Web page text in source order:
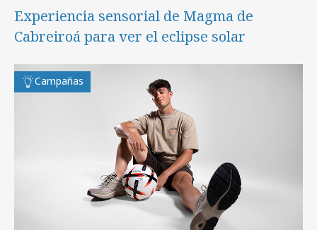
Experiencia sensorial de Magma de
Cabreiroá para ver el eclipse solar
Campañas